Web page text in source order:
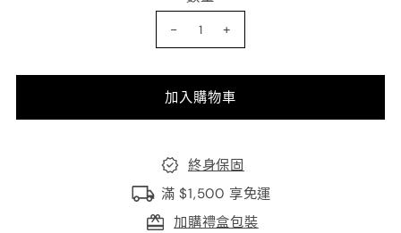
-
+
終身保固
滿 $1,500 享免運
加購禮盒包裝